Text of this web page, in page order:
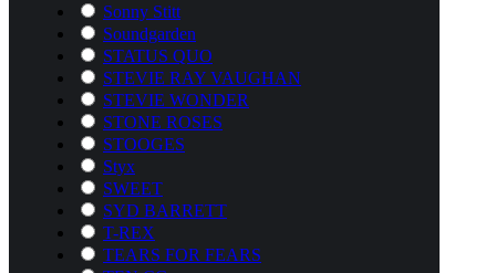
Sonny Stitt
Soundgarden
STATUS QUO
STEVIE RAY VAUGHAN
STEVIE WONDER
STONE ROSES
STOOGES
Styx
SWEET
SYD BARRETT
T-REX
TEARS FOR FEARS